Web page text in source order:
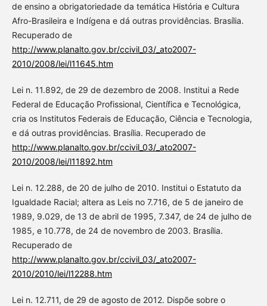
de ensino a obrigatoriedade da temática História e Cultura
Afro-Brasileira e Indígena e dá outras providências. Brasília.
Recuperado de
http://www.planalto.gov.br/ccivil_03/_ato2007-
2010/2008/lei/l11645.htm
Lei n. 11.892, de 29 de dezembro de 2008. Institui a Rede
Federal de Educação Profissional, Científica e Tecnológica,
cria os Institutos Federais de Educação, Ciência e Tecnologia,
e dá outras providências. Brasília. Recuperado de
http://www.planalto.gov.br/ccivil_03/_ato2007-
2010/2008/lei/l11892.htm
Lei n. 12.288, de 20 de julho de 2010. Institui o Estatuto da
Igualdade Racial; altera as Leis no 7.716, de 5 de janeiro de
1989, 9.029, de 13 de abril de 1995, 7.347, de 24 de julho de
1985, e 10.778, de 24 de novembro de 2003. Brasília.
Recuperado de
http://www.planalto.gov.br/ccivil_03/_ato2007-
2010/2010/lei/l12288.htm
Lei n. 12.711, de 29 de agosto de 2012. Dispõe sobre o